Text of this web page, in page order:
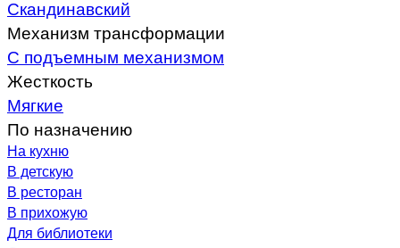
Скандинавский
Механизм трансформации
С подъемным механизмом
Жесткость
Мягкие
По назначению
На кухню
В детскую
В ресторан
В прихожую
Для библиотеки